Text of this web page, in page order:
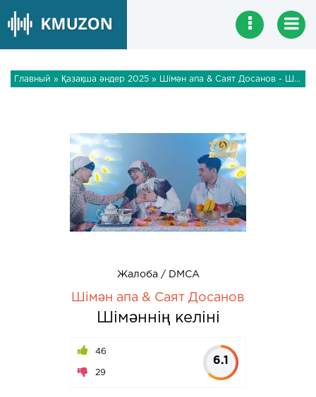
Главный » Қазақша әндер 2025 » Шімән апа & Саят Досанов - Шімәннің келіні
Жалоба / DMCA
Шімән апа & Саят Досанов
Шімәннің келіні
46
29
6.1